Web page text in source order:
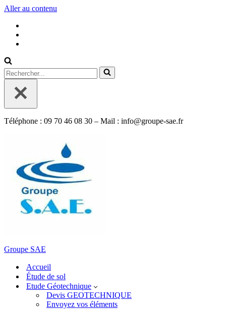
Aller au contenu
Rechercher...
Téléphone : 09 70 46 08 30 – Mail : info@groupe-sae.fr
Groupe SAE
Accueil
Étude de sol
Etude Géotechnique
Devis GEOTECHNIQUE
Envoyez vos éléments